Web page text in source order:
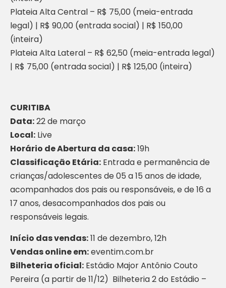
Plateia Alta Central – R$ 75,00 (meia-entrada
legal) | R$ 90,00 (entrada social) | R$ 150,00
(inteira)
Plateia Alta Lateral – R$ 62,50 (meia-entrada legal)
| R$ 75,00 (entrada social) | R$ 125,00 (inteira)
CURITIBA
Data:22 de março
Local: Live
Horário de Abertura da casa:19h
Classificação Etária: Entrada e permanência de
crianças/adolescentes de 05 a 15 anos de idade,
acompanhados dos pais ou responsáveis, e de 16 a
17 anos, desacompanhados dos pais ou
responsáveis legais.
Início das vendas:11 de dezembro, 12h
Vendas online em:eventim.com.br
Bilheteria oficial: Estádio Major Antônio Couto
Pereira (a partir de 11/12) Bilheteria 2 do Estádio –